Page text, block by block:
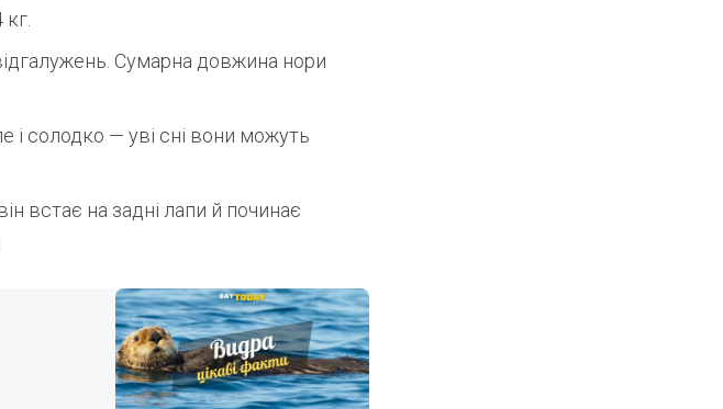
Сумарна довжина нори
і солодко — уві сні вони можуть
встає на задні лапи й починає